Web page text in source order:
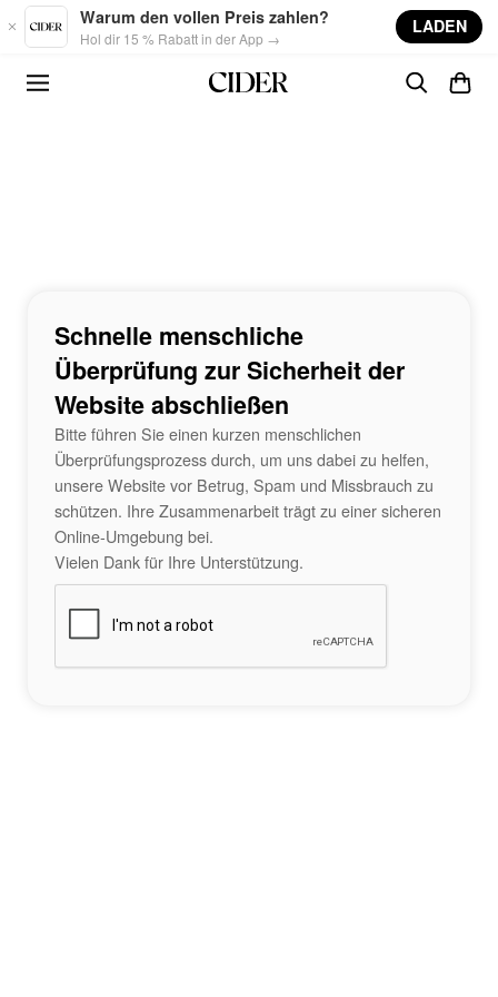
Skip to main content
Warum den vollen Preis zahlen?
Hol dir 15 % Rabatt in der App →
LADEN
Schnelle menschliche
Überprüfung zur Sicherheit der
Website abschließen
Bitte führen Sie einen kurzen menschlichen
Überprüfungsprozess durch, um uns dabei zu helfen,
unsere Website vor Betrug, Spam und Missbrauch zu
schützen. Ihre Zusammenarbeit trägt zu einer sicheren
Online-Umgebung bei.
Vielen Dank für Ihre Unterstützung.